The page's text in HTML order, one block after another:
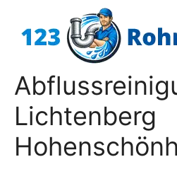
Inhalt
Lichtenberg